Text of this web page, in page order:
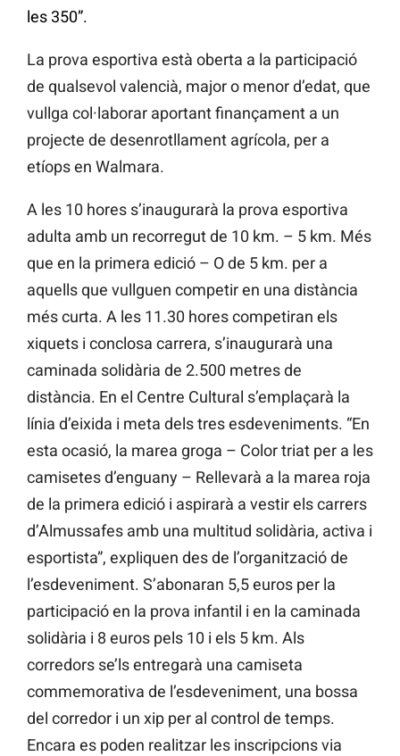
les 350”.
La prova esportiva està oberta a la participació
de qualsevol valencià, major o menor d’edat, que
vullga col·laborar aportant finançament a un
projecte de desenrotllament agrícola, per a
etíops en Walmara.
A les 10 hores s’inaugurarà la prova esportiva
adulta amb un recorregut de 10 km. – 5 km. Més
que en la primera edició – O de 5 km. per a
aquells que vullguen competir en una distància
més curta. A les 11.30 hores competiran els
xiquets i conclosa carrera, s’inaugurarà una
caminada solidària de 2.500 metres de
distància. En el Centre Cultural s’emplaçarà la
línia d’eixida i meta dels tres esdeveniments. “En
esta ocasió, la marea groga – Color triat per a les
camisetes d’enguany – Rellevarà a la marea roja
de la primera edició i aspirarà a vestir els carrers
d’Almussafes amb una multitud solidària, activa i
esportista”, expliquen des de l’organització de
l’esdeveniment. S’abonaran 5,5 euros per la
participació en la prova infantil i en la caminada
solidària i 8 euros pels 10 i els 5 km. Als
corredors se’ls entregarà una camiseta
commemorativa de l’esdeveniment, una bossa
del corredor i un xip per al control de temps.
Encara es poden realitzar les inscripcions via